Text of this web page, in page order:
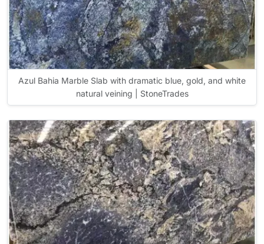
Azul Bahia Marble Slab with dramatic blue, gold, and white
natural veining | StoneTrades